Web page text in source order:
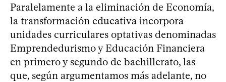
Paralelamente a la eliminación de Economía,
la transformación educativa incorpora
unidades curriculares optativas denominadas
Emprendedurismo y Educación Financiera
en primero y segundo de bachillerato, las
que, según argumentamos más adelante, no